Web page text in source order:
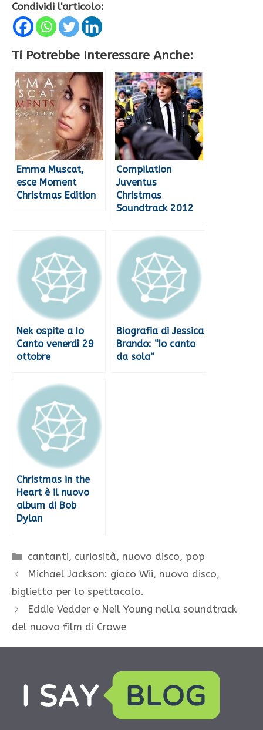
Condividi l'articolo:
Ti Potrebbe Interessare Anche:
Emma Muscat,
esce Moment
Christmas Edition
Compilation
Juventus
Christmas
Soundtrack 2012
Nek ospite a Io
Canto venerdì 29
ottobre
Biografia di Jessica
Brando: “Io canto
da sola”
Christmas in the
Heart è il nuovo
album di Bob
Dylan
Categorie
cantanti, curiosità, nuovo disco, pop
Michael Jackson: gioco Wii, nuovo disco,
biglietto per lo spettacolo.
Eddie Vedder e Neil Young nella soundtrack
del nuovo film di Crowe